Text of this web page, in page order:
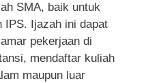
SMA, baik untuk
IPS. Ijazah ini dapat
pekerjaan di
mendaftar kuliah
maupun luar